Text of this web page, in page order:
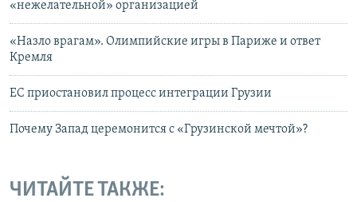
«нежелательной» организацией
«Назло врагам». Олимпийские игры в Париже и ответ
Кремля
ЕС приостановил процесс интеграции Грузии
Почему Запад церемонится с «Грузинской мечтой»?
ЧИТАЙТЕ ТАКЖЕ: